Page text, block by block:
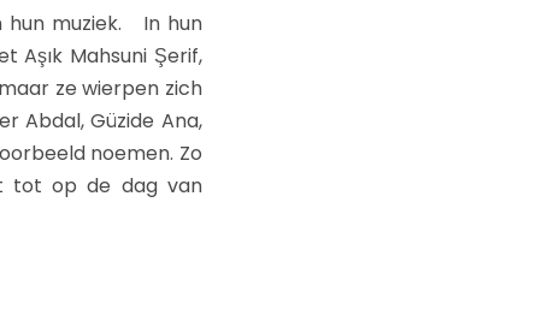
hun muziek. In hun
Aşık Mahsuni Şerif,
maar ze wierpen zich
Abdal, Güzide Ana,
noemen. Zo
tot op de dag van